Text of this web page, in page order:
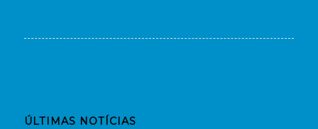
ÚLTIMAS NOTÍCIAS